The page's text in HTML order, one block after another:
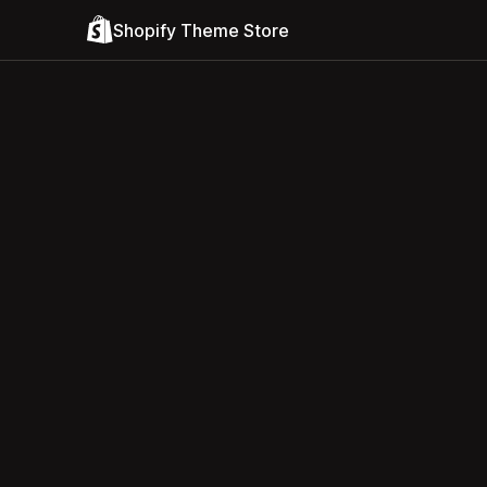
Shopify Theme Store